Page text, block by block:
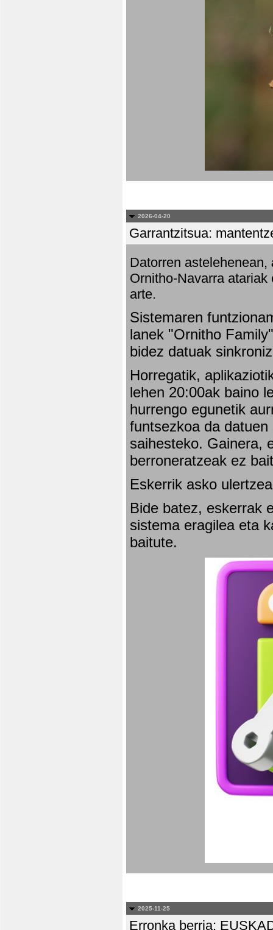
2026-04-20
Garrantzitsua:
Datorren astelehenean,
Ornitho-Navarra
arte.
Sistemaren
lanek "Ornitho
bidez datuak
Horregatik,
lehen 20:00ak baino
hurrengo egunetik
funtsezkoa da
saihesteko. Gainera,
berroneratzeak ez
Eskerrik asko
Bide batez, eskerrak
sistema eragilea eta
baitute.
2025-11-25
Erronka berria: